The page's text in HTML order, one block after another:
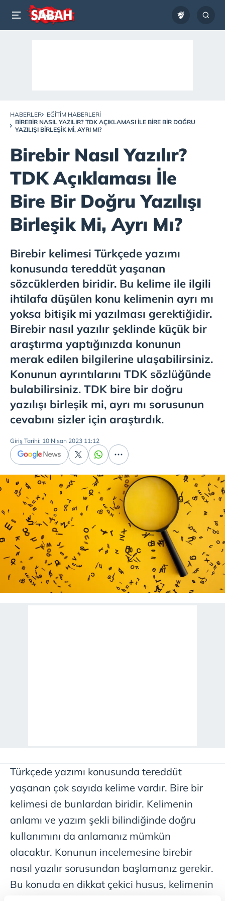
HABERLER
EĞITIM HABERLERI
BIREBIR NASIL YAZILIR? TDK AÇIKLAMASI İLE BIRE BIR DOĞRU
YAZILIŞI BIRLEŞIK MI, AYRI MI?
Birebir Nasıl Yazılır?
TDK Açıklaması İle
Bire Bir Doğru Yazılışı
Birleşik Mi, Ayrı Mı?
Birebir kelimesi Türkçede yazımı
konusunda tereddüt yaşanan
sözcüklerden biridir. Bu kelime ile ilgili
ihtilafa düşülen konu kelimenin ayrı mı
yoksa bitişik mi yazılması gerektiğidir.
Birebir nasıl yazılır şeklinde küçük bir
araştırma yaptığınızda konunun
merak edilen bilgilerine ulaşabilirsiniz.
Konunun ayrıntılarını TDK sözlüğünde
bulabilirsiniz. TDK bire bir doğru
yazılışı birleşik mi, ayrı mı sorusunun
cevabını sizler için araştırdık.
Giriş Tarihi: 10 Nisan 2023 11:12
Türkçede yazımı konusunda tereddüt
yaşanan çok sayıda kelime vardır. Bire bir
kelimesi de bunlardan biridir. Kelimenin
anlamı ve yazım şekli bilindiğinde doğru
kullanımını da anlamanız mümkün
olacaktır. Konunun incelemesine birebir
nasıl yazılır sorusundan başlamanız gerekir.
Bu konuda en dikkat çekici husus, kelimenin